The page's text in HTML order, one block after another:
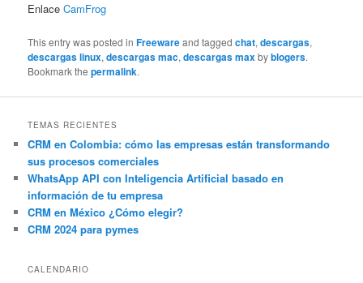
EnlaceCamFrog
Camfrog
es
un
de
mensajería
y
videollamadas
en
línea,
con
funcionamiento
This entry was posted inFreewareand taggedchat,descargas,
descargas linux,descargas mac,descargas maxbyblogers.
Bookmark thepermalink.
TEMAS RECIENTES
CRM en Colombia: cómo las empresas están transformando
sus procesos comerciales
WhatsApp API con Inteligencia Artificial basado en
información de tu empresa
CRM en México ¿Cómo elegir?
CRM 2024 para pymes
CALENDARIO